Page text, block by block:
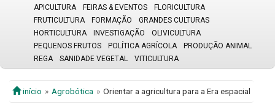
APICULTURA
FEIRAS & EVENTOS
FLORICULTURA
FRUTICULTURA
FORMAÇÃO
GRANDES CULTURAS
HORTICULTURA
INVESTIGAÇÃO
OLIVICULTURA
PEQUENOS FRUTOS
POLÍTICA AGRÍCOLA
PRODUÇÃO ANIMAL
REGA
SANIDADE VEGETAL VITICULTURA
início Agrobótica Orientar a agricultura para a Era espacial